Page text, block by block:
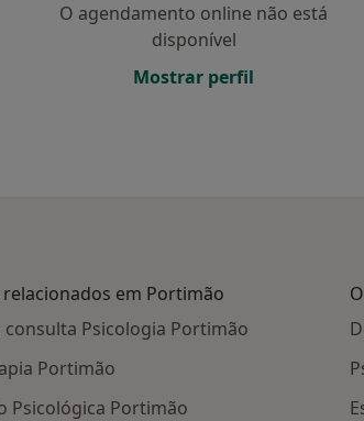
O agendamento online não está
disponível
Mostrar perfil
relacionados em Portimão
consulta Psicologia Portimão
Portimão
Psicológica Portimão